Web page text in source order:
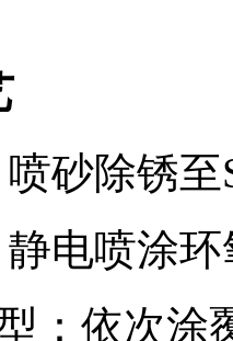
砂除锈
电喷涂
：依次涂